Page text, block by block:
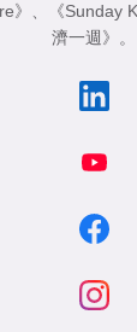
》 、 《Sunday
濟一週》 。